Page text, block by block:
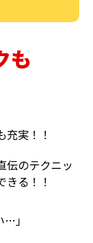
も
実！！
伝のテクニッ
る！！
…」